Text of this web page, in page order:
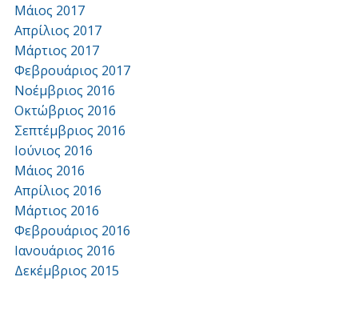
Μάιος 2017
Απρίλιος 2017
Μάρτιος 2017
Φεβρουάριος 2017
Νοέμβριος 2016
Οκτώβριος 2016
Σεπτέμβριος 2016
Ιούνιος 2016
Μάιος 2016
Απρίλιος 2016
Μάρτιος 2016
Φεβρουάριος 2016
Ιανουάριος 2016
Δεκέμβριος 2015